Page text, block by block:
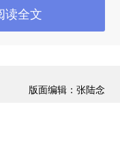
资；法国、英国和意大
止对新燃煤工厂的投
电是正确的一步，中国
读全文
版面编辑：张陆念